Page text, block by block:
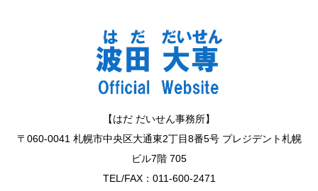
【はだ だいせん事務所】
〒060-0041 札幌市中央区大通東2丁目8番5号 プレジデント札幌
ビル7階 705
TEL/FAX：011-600-2471